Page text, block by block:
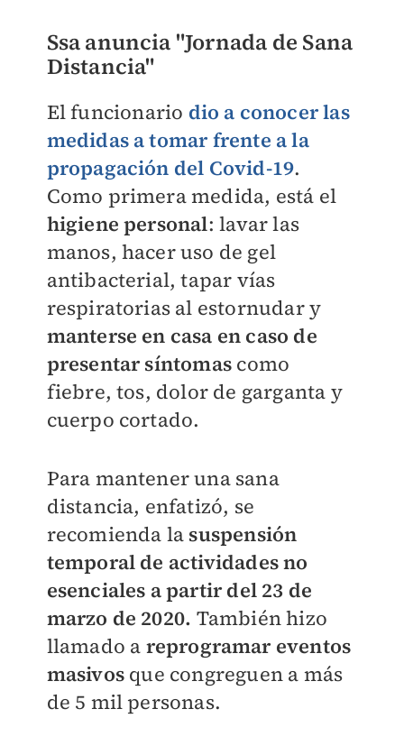
Ssa anuncia "Jornada de Sana
Distancia"
El funcionario dio a conocer las
medidas a tomar frente a la
propagación del Covid-19.
Como primera medida, está el
higiene personal: lavar las
manos, hacer uso de gel
antibacterial, tapar vías
respiratorias al estornudar y
manterse en casa en caso de
presentar síntomas como
fiebre, tos, dolor de garganta y
cuerpo cortado.
Para mantener una sana
distancia, enfatizó, se
recomienda la suspensión
temporal de actividades no
esenciales a partir del 23 de
marzo de 2020. También hizo
llamado a reprogramar eventos
masivosque congreguen a más
de 5 mil personas.